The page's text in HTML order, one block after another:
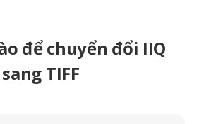
để chuyển đổi IIQ
sang TIFF